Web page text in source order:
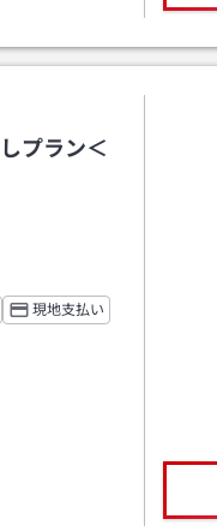
プラン＜
ト
現地支払い